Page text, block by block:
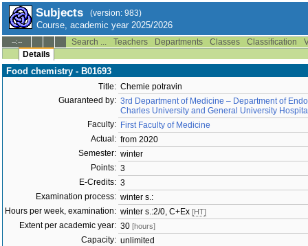
Subjects (version: 983)
Course, academic year 2025/2026
--:-- Search ... Teachers Departments Classes Classification
Details
Food chemistry - B01693
Title: Chemie potravin
Guaranteed by: 3rd Department of Medicine – Department of
Charles University and General University
Faculty: First Faculty of Medicine
Actual: from 2020
Semester: winter
Points: 3
E-Credits: 3
Examination process: winter s.:
Hours per week, examination: winter s.:2/0, C+Ex [HT]
Extent per academic year: 30 [hours]
Capacity: unlimited